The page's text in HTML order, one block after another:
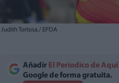
Judith Tortosa./ EPDA
Añadir El Periodico de Aquí
Google de forma gratuita.